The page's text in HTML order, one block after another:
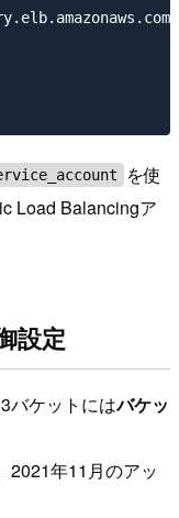
を使
Load Balancingア
設定
バケットにはバケッ
2021年11月のアッ